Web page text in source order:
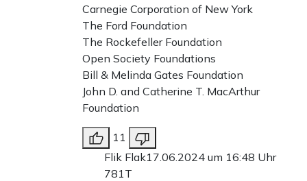
Carnegie Corporation of New York
The Ford Foundation
The Rockefeller Foundation
Open Society Foundations
Bill & Melinda Gates Foundation
John D. and Catherine T. MacArthur
Foundation
11
Flik Flak17.06.2024 um 16:48 Uhr
781T